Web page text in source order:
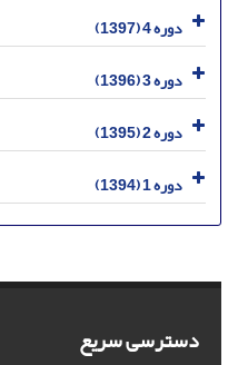
دوره 4 (1397)
دوره 3 (1396)
دوره 2 (1395)
دوره 1 (1394)
دسترسی سریع